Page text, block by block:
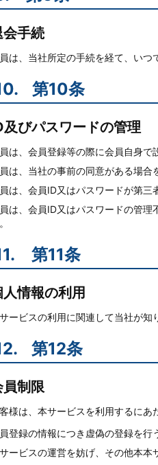
会手続
は、当社所定の手続を経て、いつ
第10条
及びパスワードの管理
は、会員登録等の際に会員自身で
は、当社の事前の同意がある場合
は、会員ID又はパスワードが第三
は、会員ID又はパスワードの管理
第11条
人情報の利用
ービスの利用に関連して当社が知
第12条
員制限
様は、本サービスを利用するに
登録の情報につき虚偽の登録を行
ービスの運営を妨げ、その他本本